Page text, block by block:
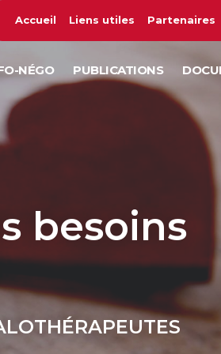
Accueil Liens utiles Partenaires
NÉGO PUBLICATIONS
besoins